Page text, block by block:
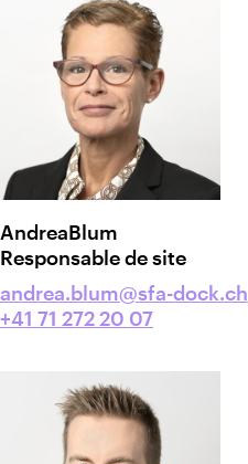
AndreaBlum
Responsable de site
andrea.blum@sfa-dock.ch
+41 71 272 20 07